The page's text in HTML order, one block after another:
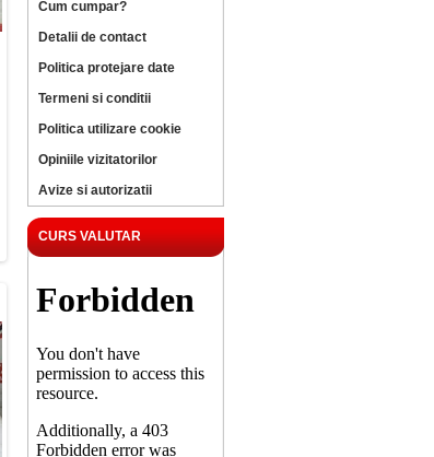
Cum cumpar?
Detalii de contact
Politica protejare date
Termeni si conditii
Politica utilizare cookie
Opiniile vizitatorilor
Avize si autorizatii
CURS VALUTAR